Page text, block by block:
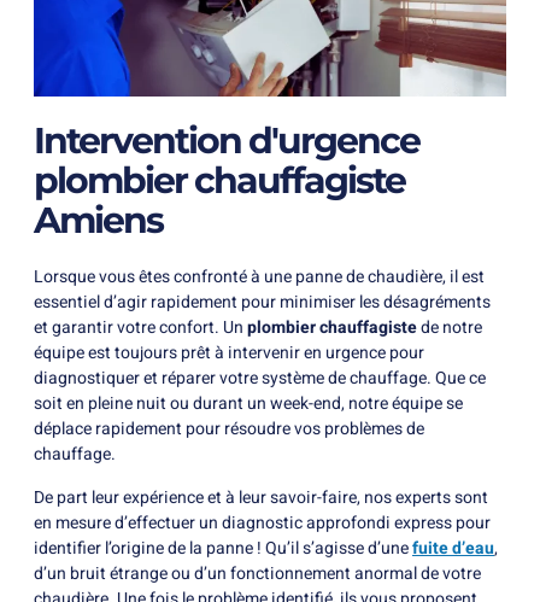
Intervention d'urgence
plombier chauffagiste
Amiens
Lorsque vous êtes confronté à une panne de chaudière, il est
essentiel d’agir rapidement pour minimiser les désagréments
et garantir votre confort. Unplombier chauffagistede notre
équipe est toujours prêt à intervenir en urgence pour
diagnostiquer et réparer votre système de chauffage. Que ce
soit en pleine nuit ou durant un week-end, notre équipe se
déplace rapidement pour résoudre vos problèmes de
chauffage.
De part leur expérience et à leur savoir-faire, nos experts sont
en mesure d’effectuer un diagnostic approfondi express pour
identifier l’origine de la panne ! Qu’il s’agisse d’unefuite d’eau,
d’un bruit étrange ou d’un fonctionnement anormal de votre